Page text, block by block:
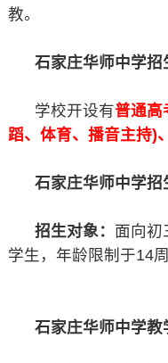
教。
石家庄华师中学招
学校开设有普通高
蹈、体育、播音主持)
石家庄华师中学
招生对象： 面向初
学生，年龄限制于14周
石家庄华师中学教